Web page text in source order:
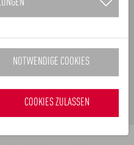
NOTWENDIGE COOKIES
COOKIES ZULASSEN